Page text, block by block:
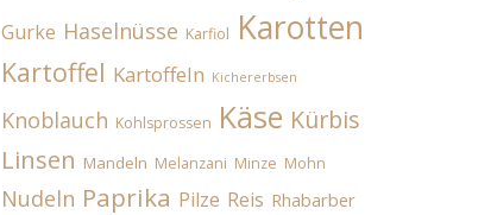
Gurke Haselnüsse Karfiol Karotten
Kartoffel Kartoffeln Kichererbsen
Knoblauch Kohlsprossen Käse Kürbis
Linsen Mandeln Melanzani Minze Mohn
Nudeln Paprika Pilze Reis Rhabarber